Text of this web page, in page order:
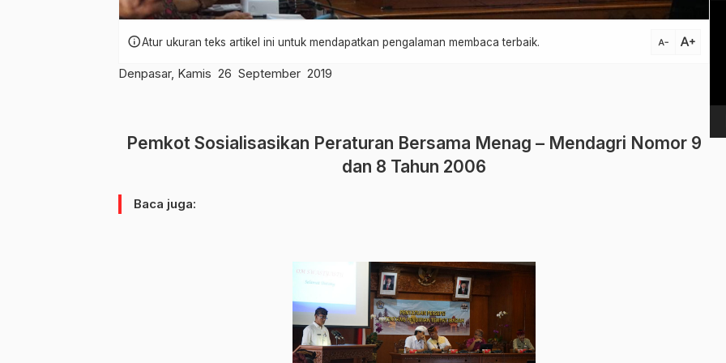
infoAtur ukuran teks artikel ini untuk mendapatkan pengalaman membaca terbaik. text_decrease text_increase
Denpasar, Kamis 26 September 2019
Pemkot Sosialisasikan Peraturan Bersama Menag – Mendagri Nomor 9
dan 8 Tahun 2006
Baca juga: